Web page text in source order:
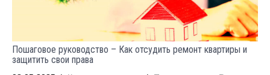
Пошаговое руководство – Как отсудить ремонт квартиры и
защитить свои права